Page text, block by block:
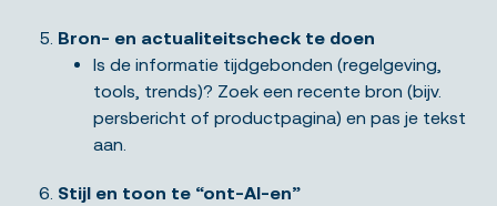
Bron- en actualiteitscheck te doen
Is de informatie tijdgebonden (regelgeving,
tools, trends)? Zoek een recente bron (bijv.
persbericht of productpagina) en pas je tekst
aan.
Stijl en toon te “ont-AI-en”